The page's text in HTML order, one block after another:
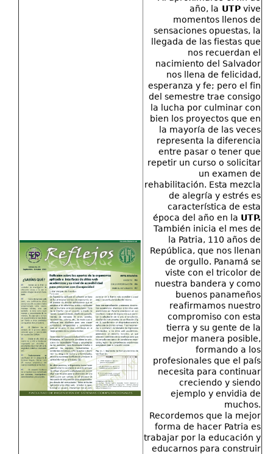
año, la UTP vive
momentos llenos de
sensaciones opuestas, la
llegada de las fiestas que
nos recuerdan el
nacimiento del Salvador
nos llena de felicidad,
esperanza y fe; pero el fin
del semestre trae consigo
la lucha por culminar con
bien los proyectos que en
la mayoría de las veces
representa la diferencia
entre pasar o tener que
repetir un curso o solicitar
un examen de
rehabilitación. Esta mezcla
de alegría y estrés es
característica de esta
época del año en la UTP.
También inicia el mes de
la Patria, 110 años de
República, que nos llenan
de orgullo. Panamá se
viste con el tricolor de
nuestra bandera y como
buenos panameños
reafirmamos nuestro
compromiso con esta
tierra y su gente de la
mejor manera posible,
formando a los
profesionales que el país
necesita para continuar
creciendo y siendo
ejemplo y envidia de
muchos.
Recordemos que la mejor
forma de hacer Patria es
trabajar por la educación y
educarnos para construir